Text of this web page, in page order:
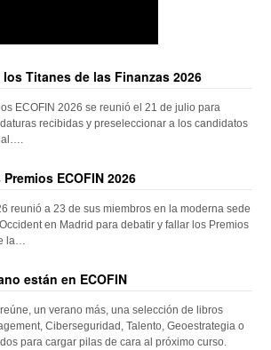
Titanes de las Finanzas 2026
ECOFIN 2026 se reunió el 21 de julio para
recibidas y preseleccionar a los candidatos
ECOFIN 2026
reunió a 23 de sus miembros en la moderna sede
en Madrid para debatir y fallar los Premios
la…
están en ECOFIN
un verano más, una selección de libros
Ciberseguridad, Talento, Geoestrategia o
para cargar pilas de cara al próximo curso.